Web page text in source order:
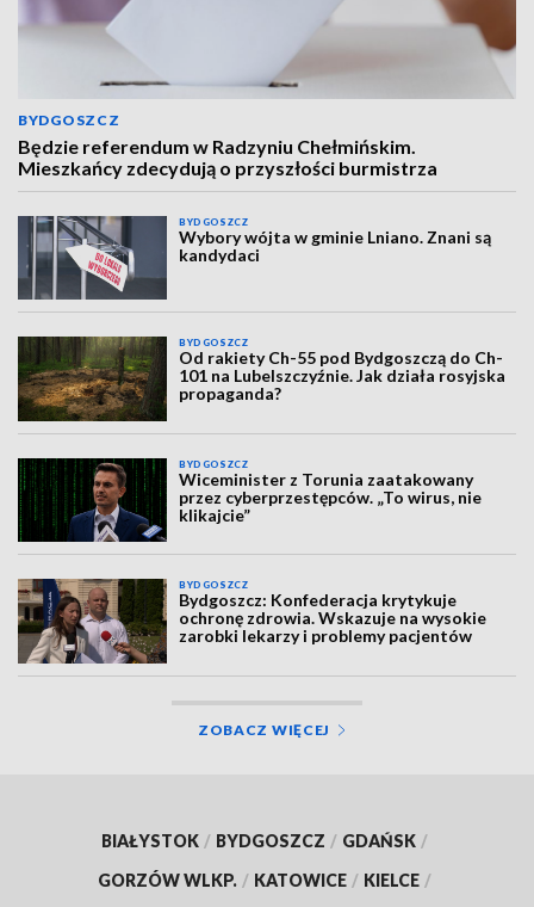
BYDGOSZCZ
Będzie referendum w Radzyniu Chełmińskim.
Mieszkańcy zdecydują o przyszłości burmistrza
BYDGOSZCZ
Wybory wójta w gminie Lniano. Znani są
kandydaci
BYDGOSZCZ
Od rakiety Ch-55 pod Bydgoszczą do Ch-
101 na Lubelszczyźnie. Jak działa rosyjska
propaganda?
BYDGOSZCZ
Wiceminister z Torunia zaatakowany
przez cyberprzestępców. „To wirus, nie
klikajcie”
BYDGOSZCZ
Bydgoszcz: Konfederacja krytykuje
ochronę zdrowia. Wskazuje na wysokie
zarobki lekarzy i problemy pacjentów
ZOBACZ WIĘCEJ
BIAŁYSTOK / BYDGOSZCZ / GDAŃSK /
GORZÓW WLKP. / KATOWICE / KIELCE /